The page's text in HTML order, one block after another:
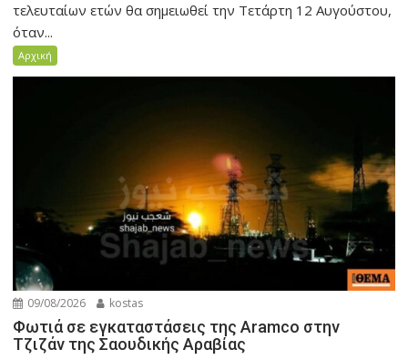
τελευταίων ετών θα σημειωθεί την Τετάρτη 12 Αυγούστου,
όταν...
Αρχική
09/08/2026 kostas
Φωτιά σε εγκαταστάσεις της Aramco στην
Τζιζάν της Σαουδικής Αραβίας